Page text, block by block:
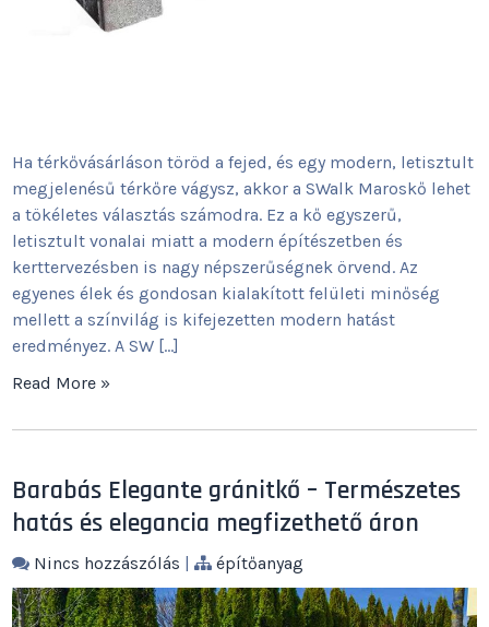
Ha térkővásárláson töröd a fejed, és egy modern, letisztult
megjelenésű térkőre vágysz, akkor a SWalk Maroskő lehet
a tökéletes választás számodra. Ez a kő egyszerű,
letisztult vonalai miatt a modern építészetben és
kerttervezésben is nagy népszerűségnek örvend. Az
egyenes élek és gondosan kialakított felületi minőség
mellett a színvilág is kifejezetten modern hatást
eredményez. A SW […]
Read More »
Barabás Elegante gránitkő – Természetes
hatás és elegancia megfizethető áron
Nincs hozzászólás | építőanyag